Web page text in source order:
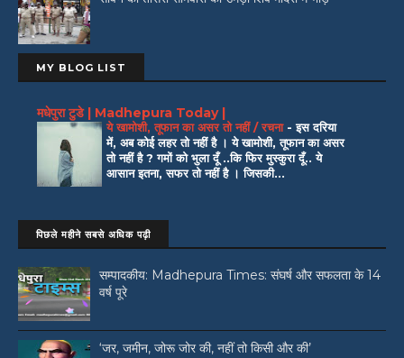
MY BLOG LIST
मधेपुरा टुडे | Madhepura Today |
ये खामोशी, तूफान का असर तो नहीं / रचना -इस दरिया
में, अब कोई लहर तो नहीं है । ये खामोशी, तूफान का असर
तो नहीं है ? गमों को भुला दूँ ..कि फिर मुस्कुरा दूँ.. ये
आसान इतना, सफर तो नहीं है । जिसकी...
पिछले महीने सबसे अधिक पढ़ी
सम्पादकीय: Madhepura Times: संघर्ष और सफलता के 14
वर्ष पूरे
‘जर, जमीन, जोरू जोर की, नहीं तो किसी और की’